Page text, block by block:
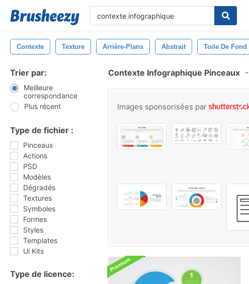
Contexte Texture Arrière-Plans Abstrait Toile De Fond
Trier par:
Meilleure
correspondance
Plus récent
Type de fichier :
Pinceaux
Actions
PSD
Modèles
Dégradés
Textures
Symboles
Formes
Styles
Templates
Ui Kits
Type de licence:
Contexte Infographique Pinceaux -
Images sponsorisées par